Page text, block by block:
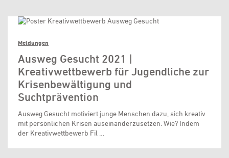
Meldungen
Ausweg Gesucht 2021 |
Kreativwettbewerb für Jugendliche zur
Krisenbewältigung und
Suchtprävention
Ausweg Gesucht motiviert junge Menschen dazu, sich kreativ
mit persönlichen Krisen auseinanderzusetzen. Wie? Indem
der Kreativwettbewerb Fil …